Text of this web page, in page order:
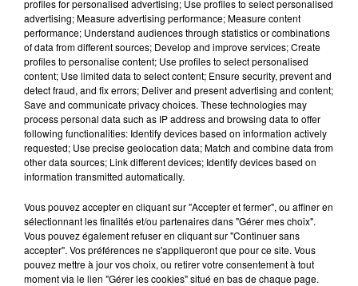
23 juillet 2026
INCENDIE MORTEL À LENS : UNE FEMME ET
SON BÉBÉ ENTRE LA VIE ET LA...
aspergé sa compagne et leur bébé de trois mois
d'un liquide inflammable.
profiles for personalised advertising; Use profiles to select personalised
advertising; Measure advertising performance; Measure content
performance; Understand audiences through statistics or combinations
of data from different sources; Develop and improve services; Create
profiles to personalise content; Use profiles to select personalised
content; Use limited data to select content; Ensure security, prevent and
detect fraud, and fix errors; Deliver and present advertising and content;
Save and communicate privacy choices. These technologies may
process personal data such as IP address and browsing data to offer
following functionalities: Identify devices based on information actively
requested; Use precise geolocation data; Match and combine data from
other data sources; Link different devices; Identify devices based on
information transmitted automatically.
Vous pouvez accepter en cliquant sur "Accepter et fermer", ou affiner en
sélectionnant les finalités et/ou partenaires dans "Gérer mes choix".
Vous pouvez également refuser en cliquant sur "Continuer sans
accepter". Vos préférences ne s'appliqueront que pour ce site. Vous
pouvez mettre à jour vos choix, ou retirer votre consentement à tout
moment via le lien "Gérer les cookies" situé en bas de chaque page.